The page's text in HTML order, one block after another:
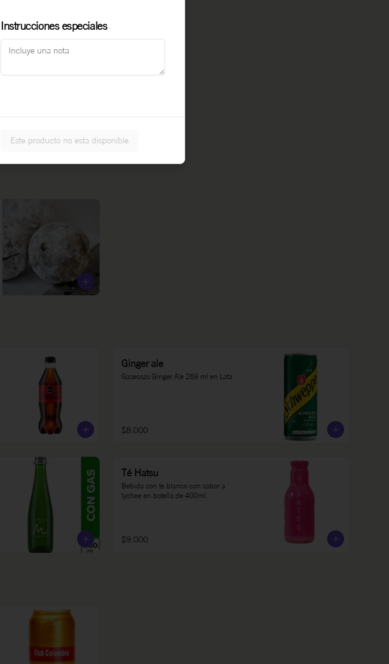
Ginger ale
Gaseosas Ginger Ale 269 ml en Lata
$8.000
Té Hatsu
Bebida con té blanco con sabor a
lychee en botella de 400ml.
$9.000
Instrucciones especiales
Este producto no esta disponible